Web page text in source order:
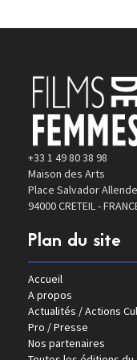
+33 1 49 80 38 98
Maison des Arts
Place Salvador Allende
94000 CRETEIL -
Plan du site
Accueil
A propos
Actualités / Actions
Pro / Presse
Nos partenaires